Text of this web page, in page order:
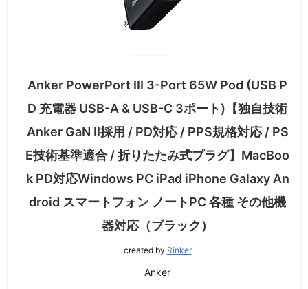
Anker PowerPort III 3-Port 65W Pod (USB P
D 充電器 USB-A & USB-C 3ポート)【独自技術
Anker GaN II採用 / PD対応 / PPS規格対応 / PS
E技術基準適合 / 折りたたみ式プラグ】MacBoo
k PD対応Windows PC iPad iPhone Galaxy An
droid スマートフォン ノートPC 各種 その他機
器対応（ブラック）
created by Rinker
Anker